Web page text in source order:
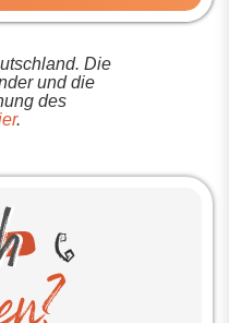
Die
und die
des
.